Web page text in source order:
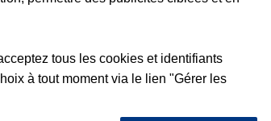
tous les cookies et identifiants
à tout moment via le lien "Gérer les